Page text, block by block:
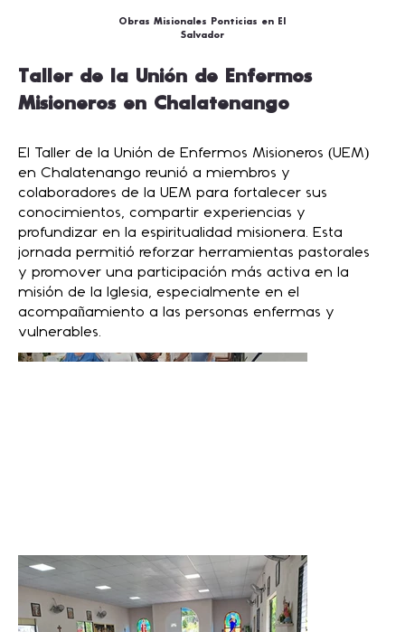
Obras Misionales Ponticias en El
Salvador
Taller de la Unión de Enfermos
Misioneros en Chalatenango
El Taller de la Unión de Enfermos Misioneros (UEM)
en Chalatenango reunió a miembros y
colaboradores de la UEM para fortalecer sus
conocimientos, compartir experiencias y
profundizar en la espiritualidad misionera. Esta
jornada permitió reforzar herramientas pastorales
y promover una participación más activa en la
misión de la Iglesia, especialmente en el
acompañamiento a las personas enfermas y
vulnerables.